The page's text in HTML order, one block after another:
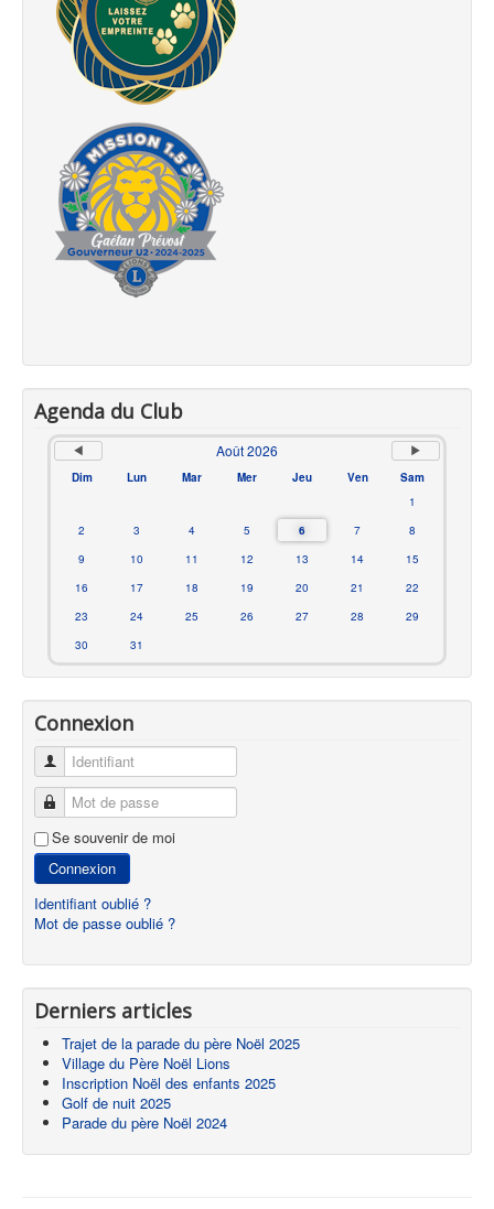
Agenda du Club
Août 2026
Dim Lun Mar Mer Jeu Ven
Sam
1
2
3 4 5 6 7
8
9
10 11 12 13 14
15
16
17 18 19 20 21
22
23
24 25 26 27 28
29
30
31
Connexion
Identifiant
Mot de passe
Se souvenir de moi
Connexion
Identifiant oublié ?
Mot de passe oublié ?
Derniers articles
Trajet de la parade du père Noël 2025
Village du Père Noël Lions
Inscription Noël des enfants 2025
Golf de nuit 2025
Parade du père Noël 2024